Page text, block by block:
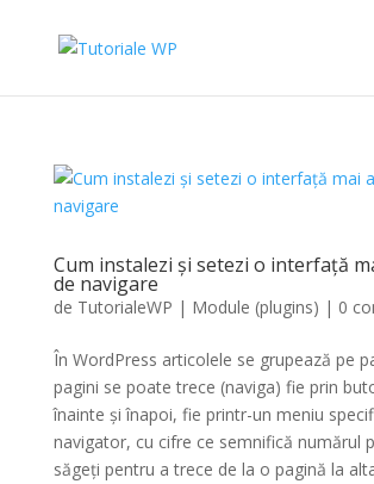
Cum instalezi și setezi o interfață
de navigare
de TutorialeWP | Module (plugins) | 0
În WordPress articolele se grupează pe
pagini se poate trece (naviga) fie prin
înainte și înapoi, fie printr-un meniu
navigator, cu cifre ce semnifică numărul
săgeți pentru a trece de la o pagină la